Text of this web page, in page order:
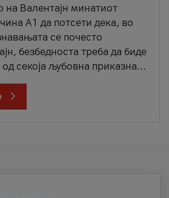
Валентајн минатиот
А1 да потсети дека, во
се почесто
безбедноста треба да биде
секоја љубовна приказна...